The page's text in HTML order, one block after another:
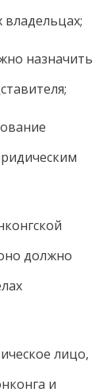
назначить
должно
лицо,
и